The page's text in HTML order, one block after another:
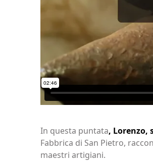
In questa puntata, Lorenzo,
Fabbrica di San Pietro,
maestri artigiani.